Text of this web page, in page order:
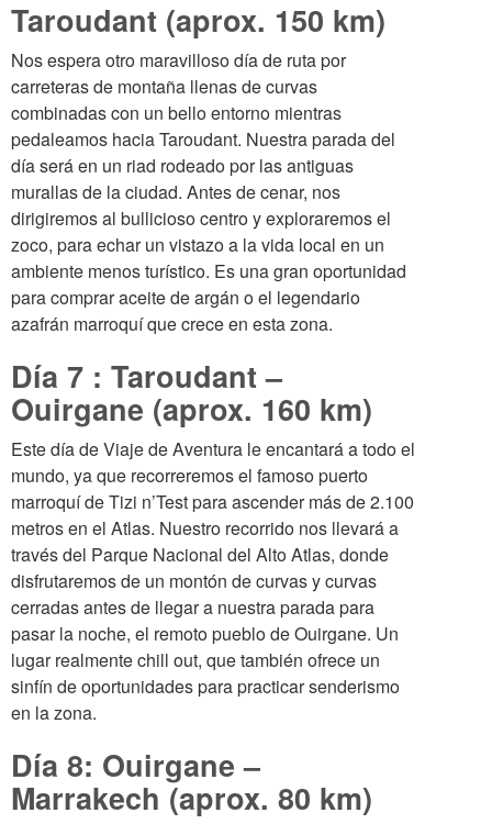
Taroudant (aprox. 150 km)
Nos espera otro maravilloso día de ruta por
carreteras de montaña llenas de curvas
combinadas con un bello entorno mientras
pedaleamos hacia Taroudant. Nuestra parada del
día será en un riad rodeado por las antiguas
murallas de la ciudad. Antes de cenar, nos
dirigiremos al bullicioso centro y exploraremos el
zoco, para echar un vistazo a la vida local en un
ambiente menos turístico. Es una gran oportunidad
para comprar aceite de argán o el legendario
azafrán marroquí que crece en esta zona.
Día 7 : Taroudant –
Ouirgane (aprox. 160 km)
Este día de Viaje de Aventura le encantará a todo el
mundo, ya que recorreremos el famoso puerto
marroquí de Tizi n’Test para ascender más de 2.100
metros en el Atlas. Nuestro recorrido nos llevará a
través del Parque Nacional del Alto Atlas, donde
disfrutaremos de un montón de curvas y curvas
cerradas antes de llegar a nuestra parada para
pasar la noche, el remoto pueblo de Ouirgane. Un
lugar realmente chill out, que también ofrece un
sinfín de oportunidades para practicar senderismo
en la zona.
Día 8: Ouirgane –
Marrakech (aprox. 80 km)